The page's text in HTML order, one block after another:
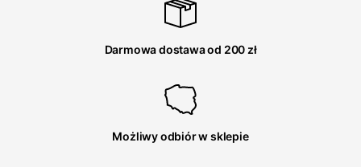
Darmowa dostawa od 200 zł
Możliwy odbiór w sklepie